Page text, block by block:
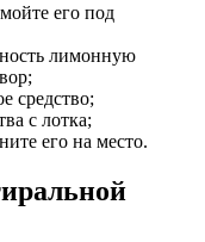
его под
лимонную
средство;
с лотка;
его на место.